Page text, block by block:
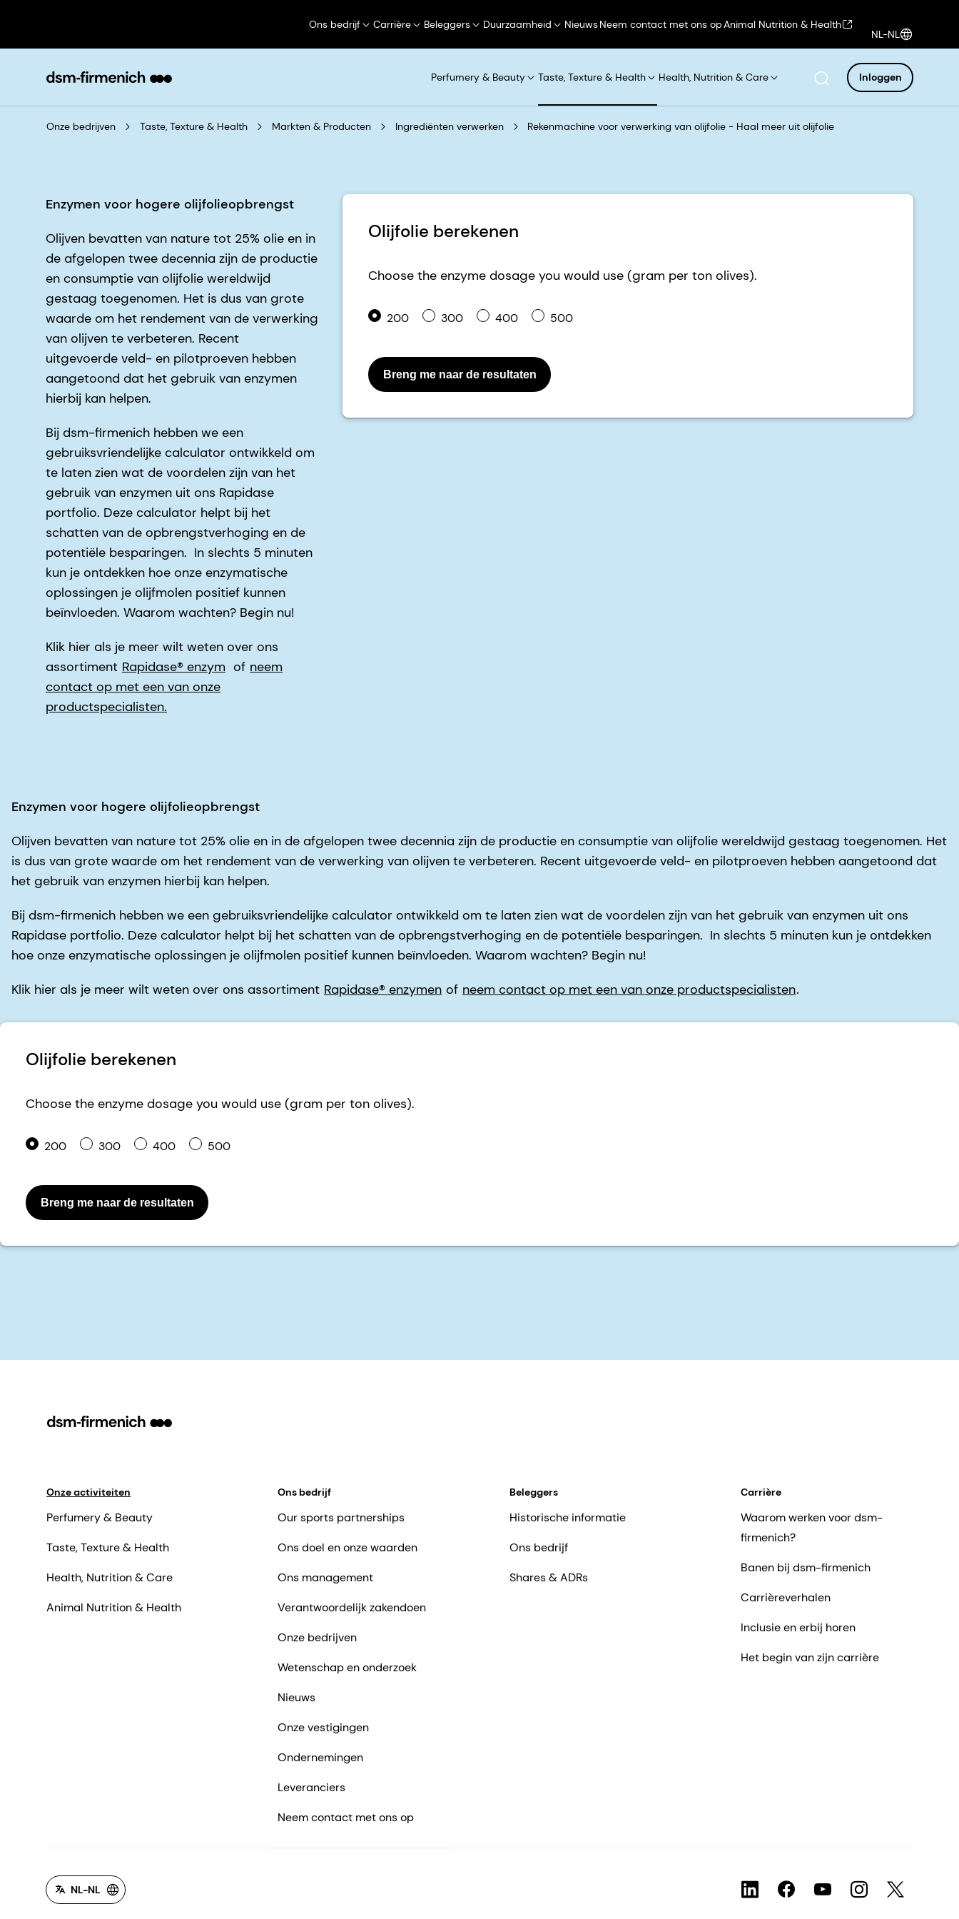
Ons bedrijf Carrière Beleggers Duurzaamheid NieuwsNeem contact met ons opAnimal Nutrition & Health
NL-NL
Perfumery & Beauty Taste, Texture & Health Health, Nutrition & Care Inloggen
Onze bedrijven Taste, Texture & Health Markten & Producten Ingrediënten verwerken Rekenmachine voor verwerking van olijfolie - Haal meer uit olijfolie
Enzymen voor hogere olijfolieopbrengst
Olijven bevatten van nature tot 25% olie en in
de afgelopen twee decennia zijn de productie
en consumptie van olijfolie wereldwijd
gestaag toegenomen. Het is dus van grote
waarde om het rendement van de verwerking
van olijven te verbeteren. Recent
uitgevoerde veld- en pilotproeven hebben
aangetoond dat het gebruik van enzymen
hierbij kan helpen.
Bij dsm-firmenich hebben we een
gebruiksvriendelijke calculator ontwikkeld om
te laten zien wat de voordelen zijn van het
gebruik van enzymen uit ons Rapidase
portfolio. Deze calculator helpt bij het
schatten van de opbrengstverhoging en de
potentiële besparingen. In slechts 5 minuten
kun je ontdekken hoe onze enzymatische
oplossingen je olijfmolen positief kunnen
beïnvloeden. Waarom wachten? Begin nu!
Klik hier als je meer wilt weten over ons
assortiment Rapidase® enzym of neem
contact op met een van onze
productspecialisten.
Olijfolie berekenen
Choose the enzyme dosage you would use (gram per ton olives).
200 300 400 500
Breng me naar de resultaten
Enzymen voor hogere olijfolieopbrengst
Olijven bevatten van nature tot 25% olie en in de afgelopen twee decennia zijn de productie en consumptie van olijfolie wereldwijd gestaag toegenomen. Het
is dus van grote waarde om het rendement van de verwerking van olijven te verbeteren. Recent uitgevoerde veld- en pilotproeven hebben aangetoond dat
het gebruik van enzymen hierbij kan helpen.
Bij dsm-firmenich hebben we een gebruiksvriendelijke calculator ontwikkeld om te laten zien wat de voordelen zijn van het gebruik van enzymen uit ons
Rapidase portfolio. Deze calculator helpt bij het schatten van de opbrengstverhoging en de potentiële besparingen. In slechts 5 minuten kun je ontdekken
hoe onze enzymatische oplossingen je olijfmolen positief kunnen beïnvloeden. Waarom wachten? Begin nu!
Klik hier als je meer wilt weten over ons assortiment Rapidase® enzymen of neem contact op met een van onze productspecialisten.
Olijfolie berekenen
Choose the enzyme dosage you would use (gram per ton olives).
200 300 400 500
Breng me naar de resultaten
Disclaimer met betrekking tot vertalingen
Onze activiteiten
Perfumery & Beauty
Taste, Texture & Health
Health, Nutrition & Care
Animal Nutrition & Health
Ons bedrijf
Our sports partnerships
Ons doel en onze waarden
Ons management
Verantwoordelijk zakendoen
Onze bedrijven
Wetenschap en onderzoek
Nieuws
Onze vestigingen
Ondernemingen
Leveranciers
Neem contact met ons op
Beleggers
Historische informatie
Ons bedrijf
Shares & ADRs
Carrière
Waarom werken voor dsm-
firmenich?
Banen bij dsm-firmenich
Carrièreverhalen
Inclusie en erbij horen
Het begin van zijn carrière
NL-NL